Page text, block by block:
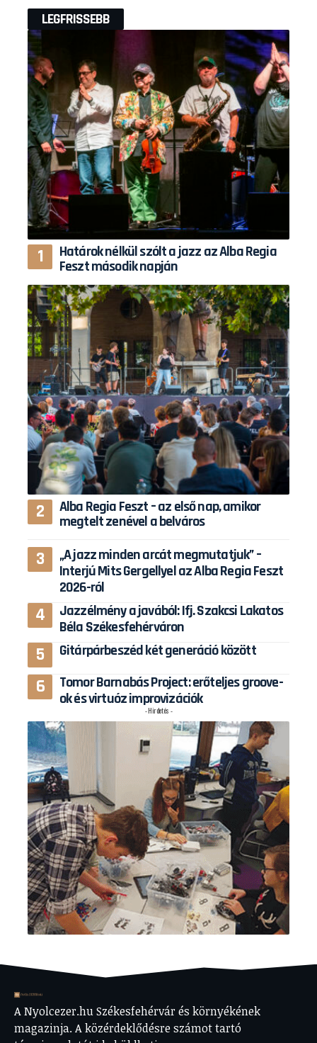
LEGFRISSEBB
Határok nélkül szólt a jazz az Alba Regia
Feszt második napján
Alba Regia Feszt – az első nap, amikor
megtelt zenével a belváros
„A jazz minden arcát megmutatjuk” –
Interjú Mits Gergellyel az Alba Regia Feszt
2026-ról
Jazzélmény a javából: Ifj. Szakcsi Lakatos
Béla Székesfehérváron
Gitárpárbeszéd két generáció között
Tomor Barnabás Project: erőteljes groove-
ok és virtuóz improvizációk
- Hirdetés -
A Nyolcezer.hu Székesfehérvár és környékének
magazinja. A közérdeklődésre számot tartó